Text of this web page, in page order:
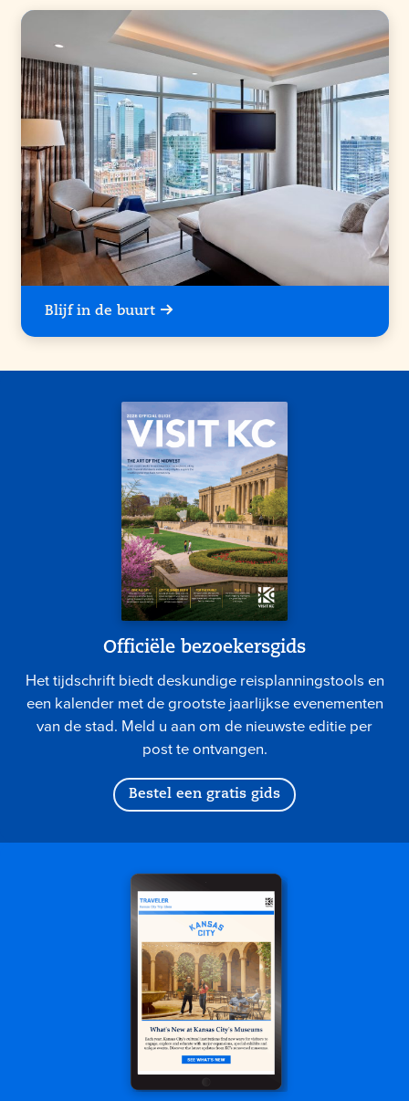
Blijf in de buurt
Officiële bezoekersgids
Het tijdschrift biedt deskundige reisplanningstools en
een kalender met de grootste jaarlijkse evenementen
van de stad. Meld u aan om de nieuwste editie per
post te ontvangen.
Bestel een gratis gids